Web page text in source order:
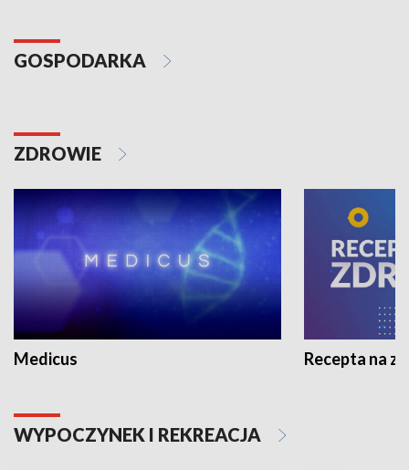
GOSPODARKA
ZDROWIE
Medicus Recepta na
WYPOCZYNEK I REKREACJA